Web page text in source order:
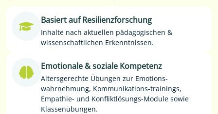
Basiert auf Resilienzforschung
Inhalte nach aktuellen pädagogischen &
wissenschaftlichen Erkenntnissen.
Emotionale & soziale Kompetenz
Altersgerechte Übungen zur Emotions-
wahrnehmung, Kommunikations-trainings,
Empathie- und Konfliktlösungs-Module sowie
Klassenübungen.